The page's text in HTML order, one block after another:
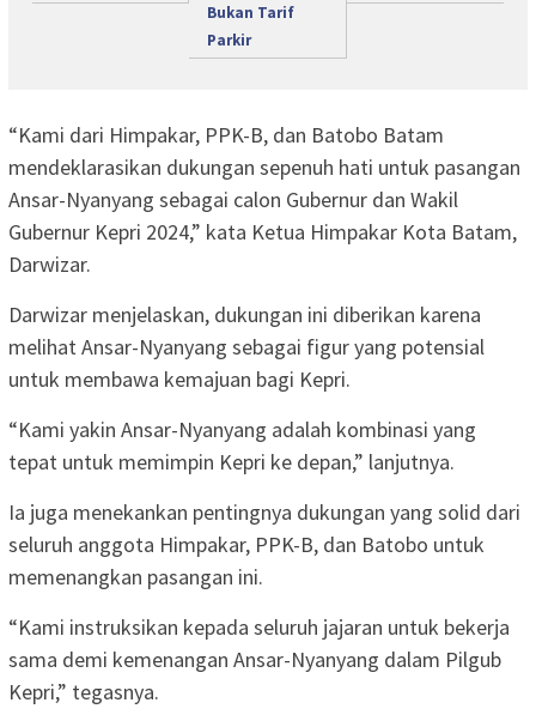
Bukan Tarif
Parkir
“Kami dari Himpakar, PPK-B, dan Batobo Batam
mendeklarasikan dukungan sepenuh hati untuk pasangan
Ansar-Nyanyang sebagai calon Gubernur dan Wakil
Gubernur Kepri 2024,” kata Ketua Himpakar Kota Batam,
Darwizar.
Darwizar menjelaskan, dukungan ini diberikan karena
melihat Ansar-Nyanyang sebagai figur yang potensial
untuk membawa kemajuan bagi Kepri.
“Kami yakin Ansar-Nyanyang adalah kombinasi yang
tepat untuk memimpin Kepri ke depan,” lanjutnya.
Ia juga menekankan pentingnya dukungan yang solid dari
seluruh anggota Himpakar, PPK-B, dan Batobo untuk
memenangkan pasangan ini.
“Kami instruksikan kepada seluruh jajaran untuk bekerja
sama demi kemenangan Ansar-Nyanyang dalam Pilgub
Kepri,” tegasnya.